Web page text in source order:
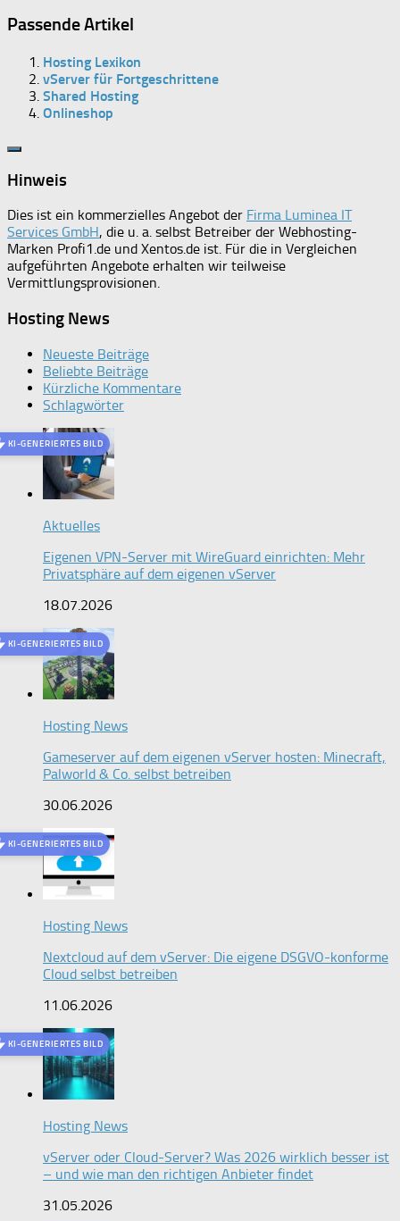
Passende Artikel
Hosting Lexikon
vServer für Fortgeschrittene
Shared Hosting
Onlineshop
Hinweis
Dies ist ein kommerzielles Angebot der Firma Luminea IT
Services GmbH, die u. a. selbst Betreiber der Webhosting-
Marken Profi1.de und Xentos.de ist. Für die in Vergleichen
aufgeführten Angebote erhalten wir teilweise
Vermittlungsprovisionen.
Hosting News
Neueste Beiträge
Beliebte Beiträge
Kürzliche Kommentare
Schlagwörter
KI-GENERIERTES BILD
Aktuelles
Eigenen VPN-Server mit WireGuard einrichten: Mehr
Privatsphäre auf dem eigenen vServer
18.07.2026
KI-GENERIERTES BILD
Hosting News
Gameserver auf dem eigenen vServer hosten: Minecraft,
Palworld & Co. selbst betreiben
30.06.2026
KI-GENERIERTES BILD
Hosting News
Nextcloud auf dem vServer: Die eigene DSGVO-konforme
Cloud selbst betreiben
11.06.2026
KI-GENERIERTES BILD
Hosting News
vServer oder Cloud-Server? Was 2026 wirklich besser ist
– und wie man den richtigen Anbieter findet
31.05.2026